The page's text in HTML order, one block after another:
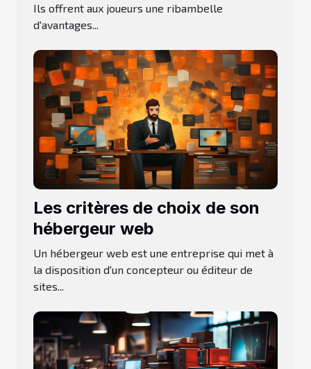
Ils offrent aux joueurs une ribambelle
d'avantages...
Les critères de choix de son
hébergeur web
Un hébergeur web est une entreprise qui met à
la disposition d'un concepteur ou éditeur de
sites...